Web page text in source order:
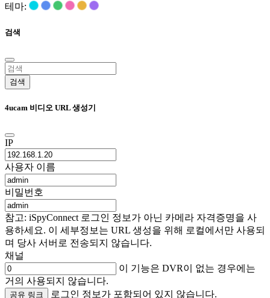
테마:
검색
검색
4ucam 비디오 URL 생성기
IP
사용자 이름
비밀번호
참고: iSpyConnect 로그인 정보가 아닌 카메라 자격증명을 사
용하세요. 이 세부정보는 URL 생성을 위해 로컬에서만 사용되
며 당사 서버로 전송되지 않습니다.
채널
이 기능은 DVR이 없는 경우에는
거의 사용되지 않습니다.
공유 링크 로그인 정보가 포함되어 있지 않습니다.